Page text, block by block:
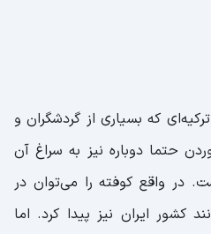
که بسیاری از گردشگران و
حتما دوباره نیز به سراغ آن
در واقع کوفته را می‌توان در
کشور ایران نیز پیدا کرد. اما